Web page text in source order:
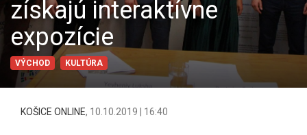
získajú interaktívne
expozície
VÝCHOD KULTÚRA
KOŠICE ONLINE, 10.10.2019 | 16:40